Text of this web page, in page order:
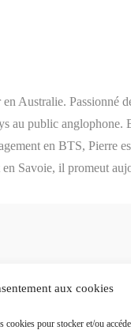
aux cookies
cookies pour stocker et/ou
Australie. Passionné
au public anglophone.
en BTS, Pierre
Savoie, il promeut